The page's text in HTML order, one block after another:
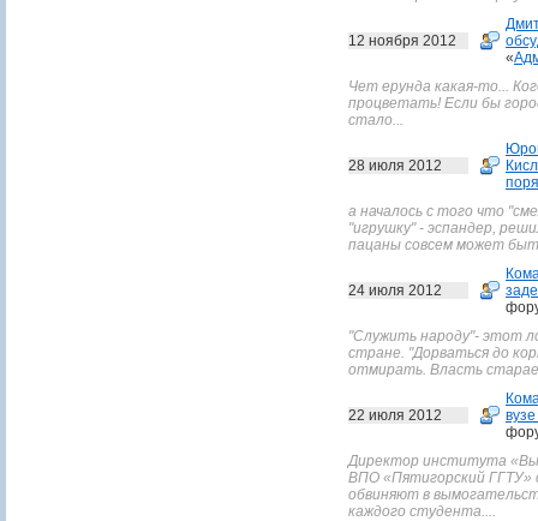
12 ноября 2012
«
Чет ерунда какая-то...
процветать! Если бы
стало...
28 июля 2012
а началось с того что
"игрушку" - эспандер,
пацаны совсем может
24 июля 2012
"Служить народу"- этот
стране. "Дорваться до
отмирать. Власть
22 июля 2012
Директор института
ВПО «Пятигорский ГГТУ»
обвиняют в
каждого студента....